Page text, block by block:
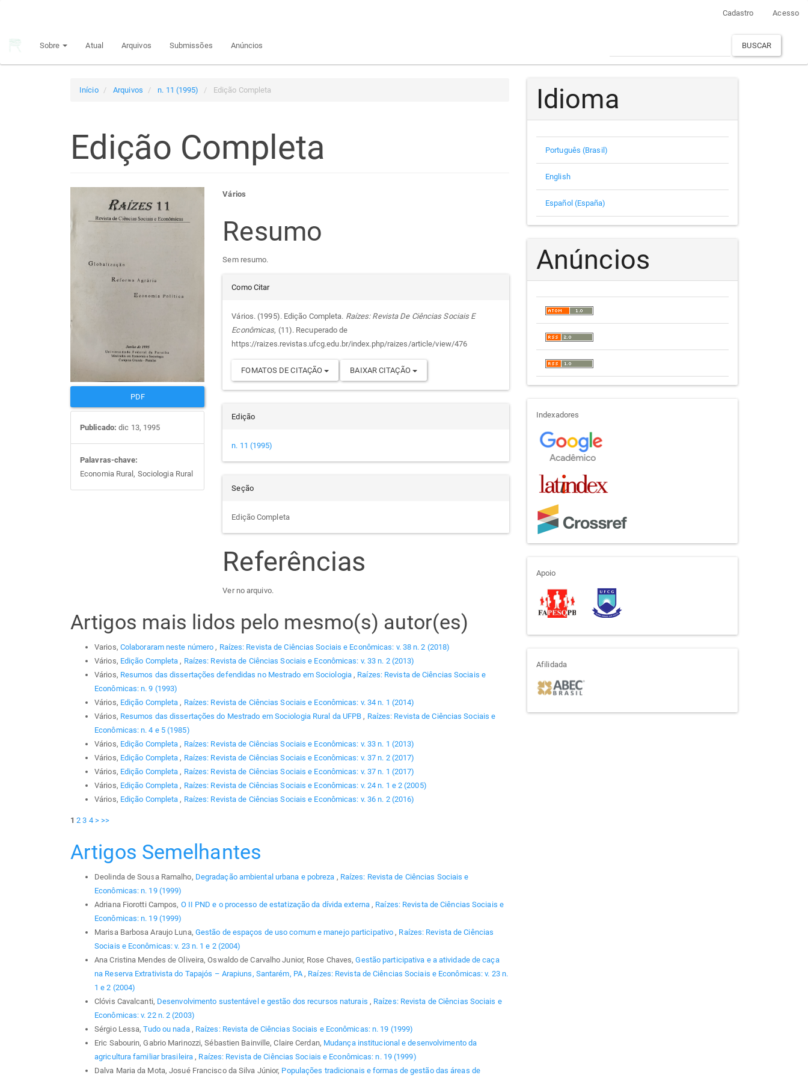
principal
Cadastro Acesso
Sobre Atual Arquivos Submissões Anúncios BUSCAR
Início Arquivos n. 11 (1995) Edição Completa
Edição Completa
Barra
lateral
de
artigos
PDF
Publicado: dic 13, 1995
Palavras-chave:
Economia Rural, Sociologia Rural
Conteúdo
do
artigo
principal
Vários
Resumo
Sem resumo.
Detalhes
do
artigo
Como Citar
Vários. (1995). Edição Completa. Raízes: Revista De Ciências Sociais E
Econômicas, (11). Recuperado de
https://raizes.revistas.ufcg.edu.br/index.php/raizes/article/view/476
FOMATOS DE CITAÇÃO BAIXAR CITAÇÃO
Edição
n. 11 (1995)
Seção
Edição Completa
Referências
Ver no arquivo.
Artigos mais lidos pelo mesmo(s) autor(es)
Varios, Colaboraram neste número, Raízes: Revista de Ciências Sociais e Econômicas: v. 38 n. 2 (2018)
Vários, Edição Completa, Raízes: Revista de Ciências Sociais e Econômicas: v. 33 n. 2 (2013)
Vários, Resumos das dissertações defendidas no Mestrado em Sociologia, Raízes: Revista de Ciências Sociais e
Econômicas: n. 9 (1993)
Vários, Edição Completa, Raízes: Revista de Ciências Sociais e Econômicas: v. 34 n. 1 (2014)
Vários, Resumos das dissertações do Mestrado em Sociologia Rural da UFPB, Raízes: Revista de Ciências Sociais e
Econômicas: n. 4 e 5 (1985)
Vários, Edição Completa, Raízes: Revista de Ciências Sociais e Econômicas: v. 33 n. 1 (2013)
Vários, Edição Completa, Raízes: Revista de Ciências Sociais e Econômicas: v. 37 n. 2 (2017)
Vários, Edição Completa, Raízes: Revista de Ciências Sociais e Econômicas: v. 37 n. 1 (2017)
Vários, Edição Completa, Raízes: Revista de Ciências Sociais e Econômicas: v. 24 n. 1 e 2 (2005)
Vários, Edição Completa, Raízes: Revista de Ciências Sociais e Econômicas: v. 36 n. 2 (2016)
1 2 3 4 > >>
Artigos Semelhantes
Deolinda de Sousa Ramalho, Degradação ambiental urbana e pobreza , Raízes: Revista de Ciências Sociais e
Econômicas: n. 19 (1999)
Adriana Fiorotti Campos, O II PND e o processo de estatização da dívida externa, Raízes: Revista de Ciências Sociais e
Econômicas: n. 19 (1999)
Marisa Barbosa Araujo Luna, Gestão de espaços de uso comum e manejo participativo, Raízes: Revista de Ciências
Sociais e Econômicas: v. 23 n. 1 e 2 (2004)
Ana Cristina Mendes de Oliveira, Oswaldo de Carvalho Junior, Rose Chaves,Gestão participativa e a atividade de caça
na Reserva Extrativista do Tapajós – Arapiuns, Santarém, PA, Raízes: Revista de Ciências Sociais e Econômicas: v. 23 n.
1 e 2 (2004)
Clóvis Cavalcanti, Desenvolvimento sustentável e gestão dos recursos naturais , Raízes: Revista de Ciências Sociais e
Econômicas: v. 22 n. 2 (2003)
Sérgio Lessa,Tudo ou nada , Raízes: Revista de Ciências Sociais e Econômicas: n. 19 (1999)
Eric Sabourin, Gabrio Marinozzi, Sébastien Bainville, Claire Cerdan, Mudança institucional e desenvolvimento da
agricultura familiar brasileira, Raízes: Revista de Ciências Sociais e Econômicas: n. 19 (1999)
Dalva Maria da Mota, Josué Francisco da Silva Júnior, Populações tradicionais e formas de gestão das áreas de
Idioma
Português (Brasil)
English
Español (España)
Anúncios
indexadores
Indexadores
apoio
Apoio
afiliada
Afilidada